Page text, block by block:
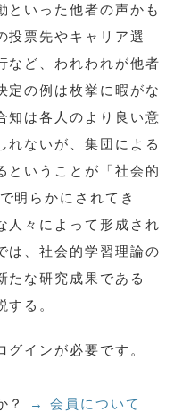
といった他者の声かも
投票先やキャリア選
など、われわれが他者
定の例は枚挙に暇がな
知は各人のより良い意
れないが、集団による
ということが「社会的
明らかにされてき
人々によって形成され
は、社会的学習理論の
たな研究成果である
る。
インが必要です。
？
→ 会員について